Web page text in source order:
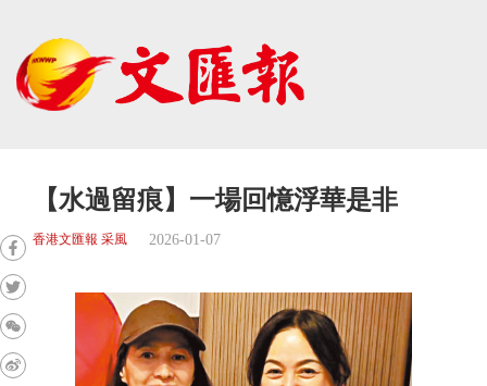
【水過留痕】一場回憶浮華是非
香港文匯報 采風 2026-01-07